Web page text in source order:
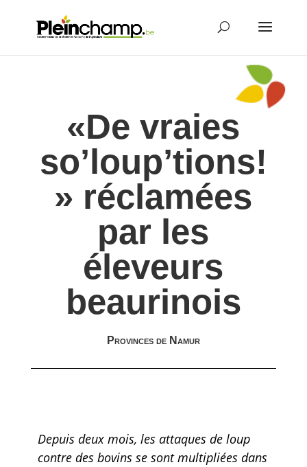
«De vraies
so’loup’tions!
» réclamées
par les
éleveurs
beaurinois
Provinces de Namur
Depuis deux mois, les attaques de loup
contre des bovins se sont multipliées dans